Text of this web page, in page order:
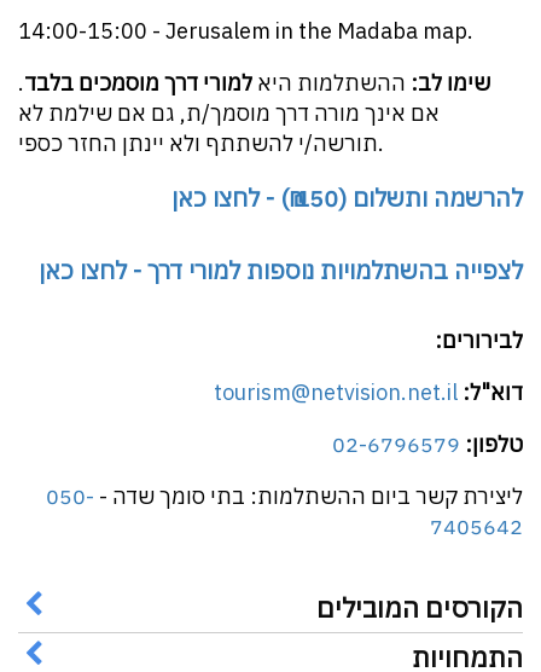
14:00-15:00 - Jerusalem in the Madaba map.
שימו לב: ההשתלמות היא למורי דרך מוסמכים בלבד.
אם אינך מורה דרך מוסמך/ת, גם אם שילמת לא
תורשה/י להשתתף ולא יינתן החזר כספי.
להרשמה ותשלום (150 ₪) - לחצו כאן
לצפייה בהשתלמויות נוספות למורי דרך - לחצו כאן
לבירורים:
דוא"ל: tourism@netvision.net.il
טלפון: 02-6796579
ליצירת קשר ביום ההשתלמות: בתי סומך שדה - 050-
7405642
הקורסים המובילים
התמחויות